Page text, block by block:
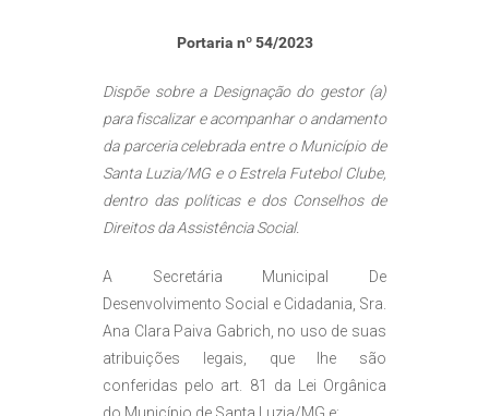
Portaria nº 54/2023
Dispõe sobre a Designação do gestor (a)
para fiscalizar e acompanhar o andamento
da parceria celebrada entre o Município de
Santa Luzia/MG e o Estrela Futebol Clube,
dentro das políticas e dos Conselhos de
Direitos da Assistência Social.
A Secretária Municipal De
Desenvolvimento Social e Cidadania, Sra.
Ana Clara Paiva Gabrich, no uso de suas
atribuições legais, que lhe são
conferidas pelo art. 81 da Lei Orgânica